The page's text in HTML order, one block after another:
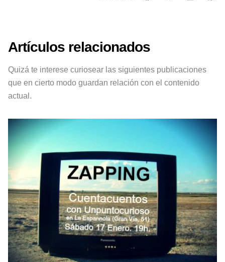
Artículos relacionados
Quizá te interese curiosear las siguientes publicaciones
que en cierto modo guardan relación con el contenido
actual.